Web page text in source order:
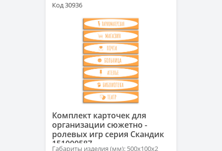
Код 30936
Комплект карточек для
организации сюжетно -
ролевых игр серия Скандик
151000587
Габариты изделия (мм): 500х100х2